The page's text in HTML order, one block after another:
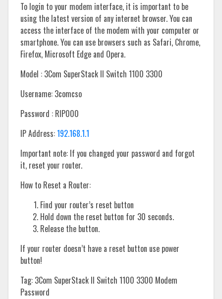
To login to your modem interface, it is important to be
using the latest version of any internet browser. You can
access the interface of the modem with your computer or
smartphone. You can use browsers such as Safari, Chrome,
Firefox, Microsoft Edge and Opera.
Model : 3Com SuperStack II Switch 1100 3300
Username: 3comcso
Password : RIP000
IP Address:192.168.1.1
Important note: If you changed your password and forgot
it, reset your router.
How to Reset a Router:
Find your router’s reset button
Hold down the reset button for 30 seconds.
Release the button.
If your router doesn’t have a reset button use power
button!
Tag: 3Com SuperStack II Switch 1100 3300 Modem
Password